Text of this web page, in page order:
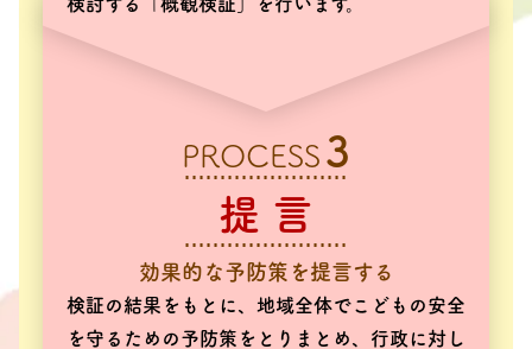
PROCESS 3
提 言
効果的な予防策を提言する
検証の結果をもとに、地域全体でこどもの安全
を守るための予防策をとりまとめ、行政に対し